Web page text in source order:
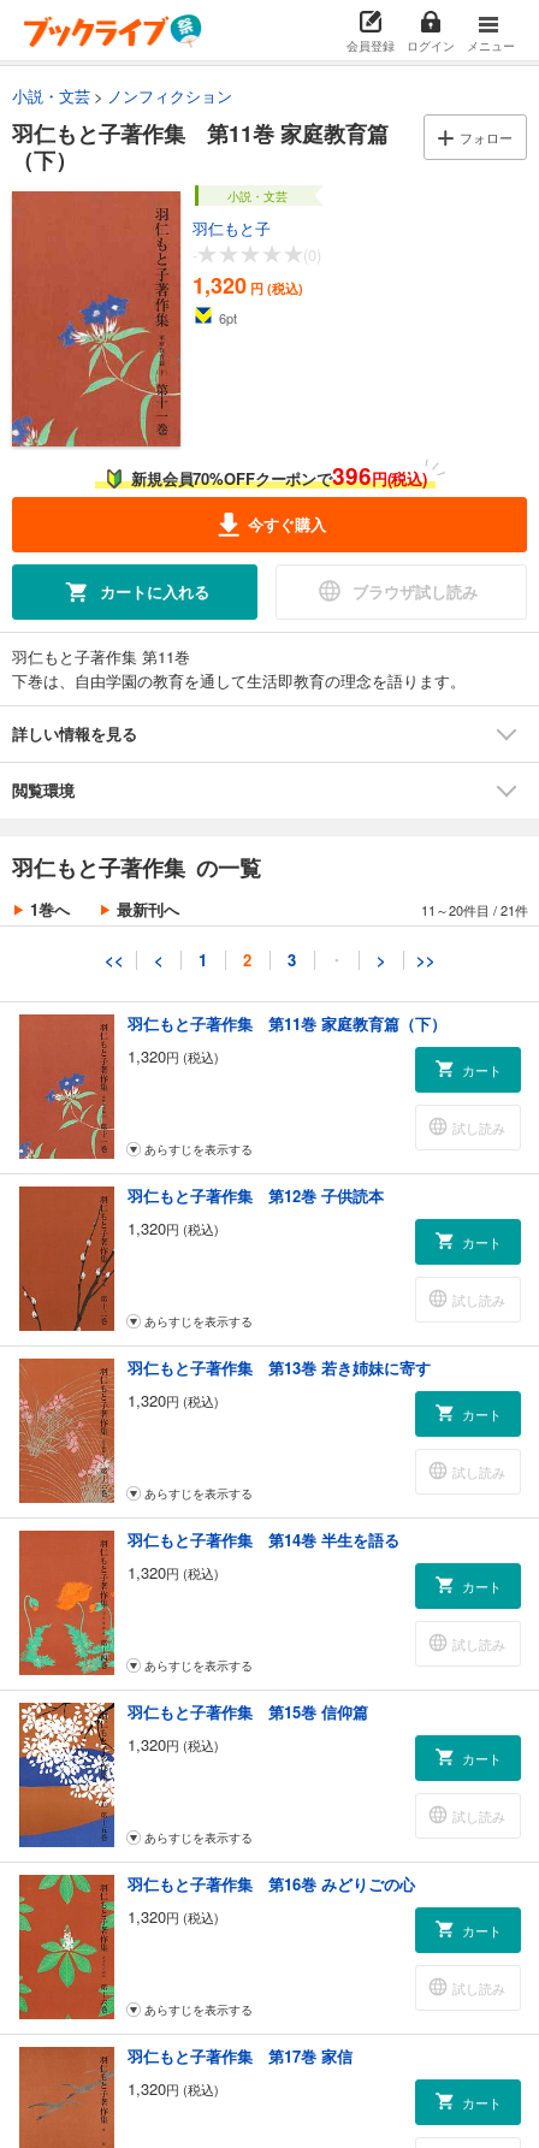
会員登録 ログイン メニュー
小説・文芸 ノンフィクション
羽仁もと子著作集 第11巻 家庭教育篇
（下）
フォロー
小説・文芸
羽仁もと子
-
(0)
1,320 円 (税込)
6pt
新規会員70%OFFクーポンで396円(税込)
今すぐ購入
カートに入れる ブラウザ試し読み
羽仁もと子著作集 第11巻
下巻は、自由学園の教育を通して生活即教育の理念を語ります。
詳しい情報を見る
閲覧環境
羽仁もと子著作集 の一覧
1巻へ 最新刊へ 11～20件目 /21件
<< < 1 2 3 ・ > >>
1,320円 (税込)
カート
羽仁もと子著作集 第6巻 悩める友のために（中）
1,320円 (税込)
あらすじを表示する
羽仁もと子著作集 第7巻 悩める友のために（下）
1,320円 (税込)
円 (税込)
カート
あらすじを表示する
羽仁もと子著作集 第9巻 家事家計篇
1,320円 (税込)
カート
試し読み
1,320円 (税込)
羽仁もと子著作集 第11巻 家庭教育篇（下）
1,320円 (税込)
カート
試し読み
あらすじを表示する
羽仁もと子著作集 第12巻 子供読本
1,320円 (税込)
カート
試し読み
あらすじを表示する
羽仁もと子著作集 第13巻 若き姉妹に寄す
1,320円 (税込)
カート
試し読み
あらすじを表示する
羽仁もと子著作集 第14巻 半生を語る
1,320円 (税込)
カート
試し読み
あらすじを表示する
羽仁もと子著作集 第15巻 信仰篇
1,320円 (税込)
カート
試し読み
あらすじを表示する
羽仁もと子著作集 第16巻 みどりごの心
1,320円 (税込)
カート
試し読み
あらすじを表示する
羽仁もと子著作集 第17巻 家信
1,320円 (税込)
カート